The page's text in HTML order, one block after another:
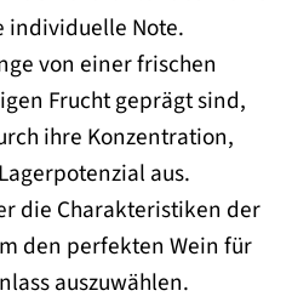
individuelle Note.
von einer frischen
Frucht geprägt sind,
ihre Konzentration,
aus.
die Charakteristiken der
den perfekten Wein für
auszuwählen.